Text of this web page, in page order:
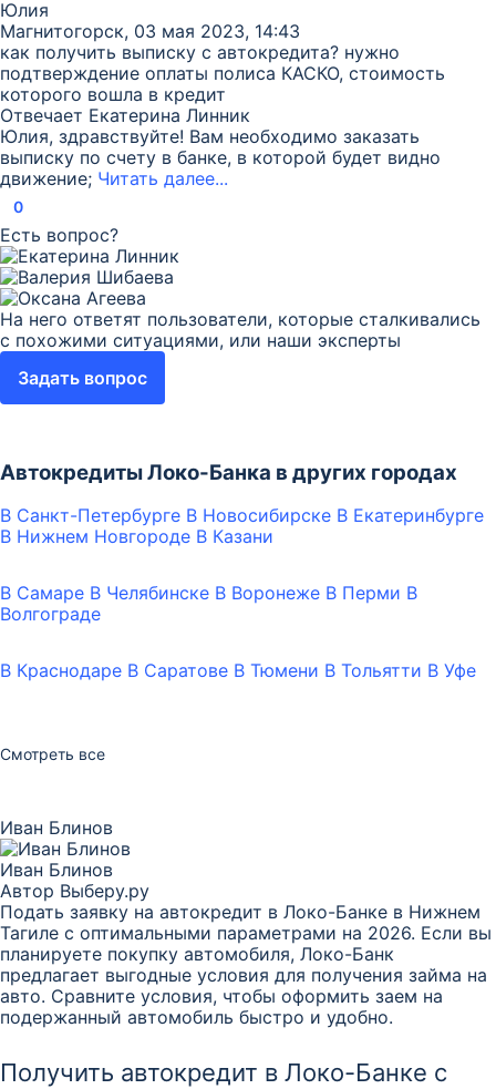
Юлия
Магнитогорск, 03 мая 2023, 14:43
как получить выписку с автокредита? нужно
подтверждение оплаты полиса КАСКО, стоимость
которого вошла в кредит
Отвечает Екатерина Линник
Юлия, здравствуйте! Вам необходимо заказать
выписку по счету в банке, в которой будет видно
движение; Читать далее...
0
Есть вопрос?
На него ответят пользователи, которые сталкивались
с похожими ситуациями, или наши эксперты
Задать вопрос
Автокредиты Локо-Банка в других городах
В Санкт-Петербурге В Новосибирске В Екатеринбурге
В Нижнем Новгороде В Казани
В Самаре В Челябинске В Воронеже В Перми В
Волгограде
В Краснодаре В Саратове В Тюмени В Тольятти В Уфе
Смотреть все
Иван Блинов
Иван Блинов
Автор Выберу.ру
Подать заявку на автокредит в Локо-Банке в Нижнем
Тагиле с оптимальными параметрами на 2026. Если вы
планируете покупку автомобиля, Локо-Банк
предлагает выгодные условия для получения займа на
авто. Сравните условия, чтобы оформить заем на
подержанный автомобиль быстро и удобно.
Получить автокредит в Локо-Банке с